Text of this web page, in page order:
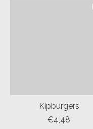
Kipburgers
€4,48